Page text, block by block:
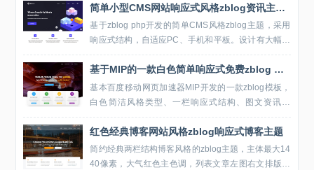
式结构，APP图标排版、分类展示、...
简单小型CMS网站响应式风格zblog资讯主题模板
基于zblog php开发的简单CMS风格zblog主题，采用
响应式结构，自适应PC、手机和平板。设计有大幅轮
播图、置顶文章调用、分类文章列表、友情链接模
块，整体简单简约，非常适合小型CMS网...
基于MIP的一款白色简单响应式免费zblog mip主题
基本百度移动网页加速器MIP开发的一款zblog模板，
白色简洁风格类型、一栏响应式结构、图文资讯排
版、四列布局方式。 免费zblog主题aymfreeone以简
单易使用的设计...
红色经典博客网站风格zblog响应式博客主题
简约经典两栏结构博客风格的zblog主题，主体最大14
40像素，大气红色主色调，列表文章左图右文排版，